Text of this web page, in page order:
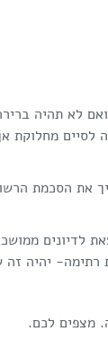
לא תהיה
את הסכמת
לדיונים
רתימה- יהיה
מצפים לכם.